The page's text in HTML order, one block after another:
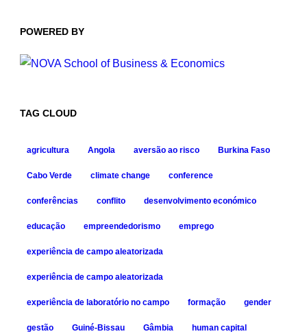
POWERED BY
TAG CLOUD
agricultura Angola aversão ao risco Burkina Faso
Cabo Verde climate change conference
conferências conflito desenvolvimento económico
educação empreendedorismo emprego
experiência de campo aleatorizada
experiência de campo aleatorizada
experiência de laboratório no campo formação gender
gestão Guiné-Bissau Gâmbia human capital